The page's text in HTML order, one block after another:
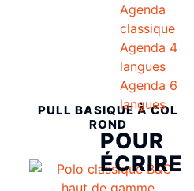
Agenda
classique
Agenda 4
langues
Agenda 6
langues
POUR
ÉCRIRE
PULL BASIQUE À COL
ROND